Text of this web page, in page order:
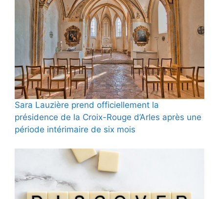
Sara Lauzière prend officiellement la
présidence de la Croix-Rouge d’Arles après une
période intérimaire de six mois